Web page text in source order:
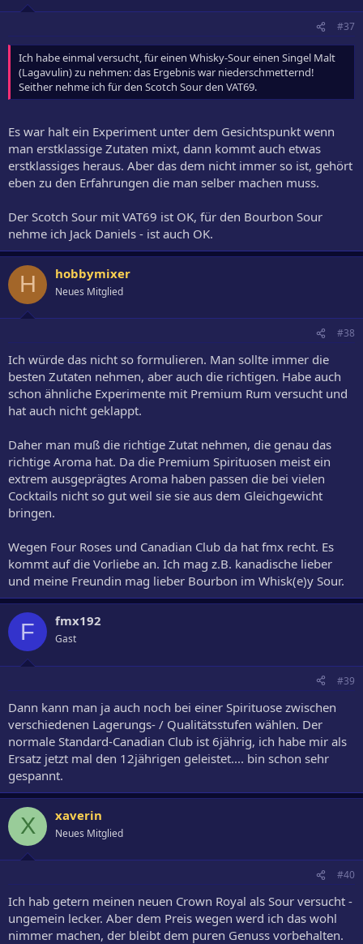
#37
Ich habe einmal versucht, für einen Whisky-Sour einen Singel Malt
(Lagavulin) zu nehmen: das Ergebnis war niederschmetternd!
Seither nehme ich für den Scotch Sour den VAT69.
Es war halt ein Experiment unter dem Gesichtspunkt wenn
man erstklassige Zutaten mixt, dann kommt auch etwas
erstklassiges heraus. Aber das dem nicht immer so ist, gehört
eben zu den Erfahrungen die man selber machen muss.
Der Scotch Sour mit VAT69 ist OK, für den Bourbon Sour
nehme ich Jack Daniels - ist auch OK.
H hobbymixer
Neues Mitglied
#38
Ich würde das nicht so formulieren. Man sollte immer die
besten Zutaten nehmen, aber auch die richtigen. Habe auch
schon ähnliche Experimente mit Premium Rum versucht und
hat auch nicht geklappt.
Daher man muß die richtige Zutat nehmen, die genau das
richtige Aroma hat. Da die Premium Spirituosen meist ein
extrem ausgeprägtes Aroma haben passen die bei vielen
Cocktails nicht so gut weil sie sie aus dem Gleichgewicht
bringen.
Wegen Four Roses und Canadian Club da hat fmx recht. Es
kommt auf die Vorliebe an. Ich mag z.B. kanadische lieber
und meine Freundin mag lieber Bourbon im Whisk(e)y Sour.
F fmx192
Gast
#39
Dann kann man ja auch noch bei einer Spirituose zwischen
verschiedenen Lagerungs- / Qualitätsstufen wählen. Der
normale Standard-Canadian Club ist 6jährig, ich habe mir als
Ersatz jetzt mal den 12jährigen geleistet.... bin schon sehr
gespannt.
X xaverin
Neues Mitglied
#40
Ich hab getern meinen neuen Crown Royal als Sour versucht -
ungemein lecker. Aber dem Preis wegen werd ich das wohl
nimmer machen, der bleibt dem puren Genuss vorbehalten.